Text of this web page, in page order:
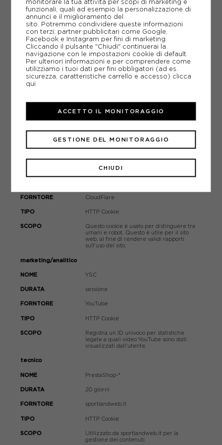
HTTP Cookie
Registra un ID univoco utilizzato per
generare dati statistici su come il visitatore
utilizza il sito internet.
analitico
_dc_gtm_*
HTML Local Storage
controllare il caricamento degli script tag di
Google Analytics
__cf_bm
CloudFlare
HTTP Cookie
Questo cookie è usato per distinguere tra
umani e robot. Questo è utile per il sito
web, al fine di rendere validi rapporti
sull'uso del sito.
marketing/analitico
YSC
sessione
YouTube
HTTP Cookie
Registra un ID univoco per statistiche
legate a quali video YouTube sono stati
visualizzati dall'utente.
tecnico
PrestaShop-*
20 giorni
sportlandweb.it
HTTP Cookie
Utilizzato da sportlandweb.it per la
gestione dei contenuti
monitorare la tua attività per scopi di marketing e
funzionali, quali ad esempio la personalizzazione di
annunci e il miglioramento del
sito. Potremmo condividere queste informazioni
con terzi: partner pubblicitari come Google,
Facebook e Instagram per fini di marketing.
Cliccando il pulsante "Chiudi" continuerai la
navigazione con le impostazioni cookie di default.
Per ulteriori informazioni e per comprendere come
utilizziamo i tuoi dati per fini obbligatori (ad es.
sicurezza, caratteristiche carrello e accesso) clicca
qui
CHIUDI
GESTIONE DEL MONITORAGGIO
ACCETTO IL MONITORAGGIO